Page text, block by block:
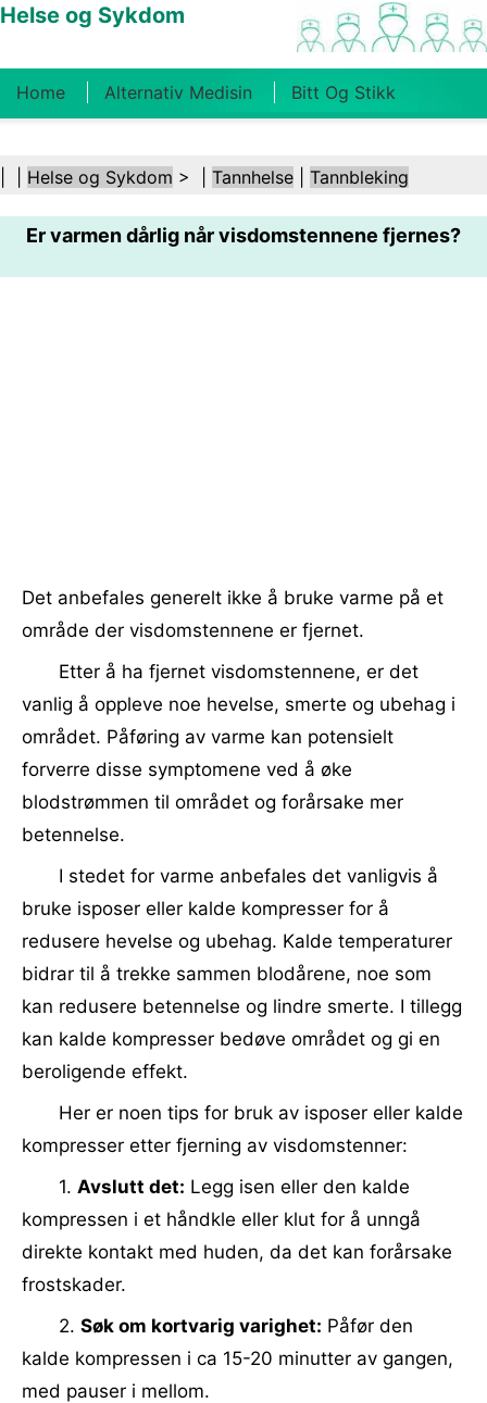
Helse og Sykdom
Home Alternativ Medisin Bitt Og Stikk
Kosthold Og Ernæring Familiehelse
Helsebransjen Psykisk Helse Folkehelse Og
Sikkerhet Kirurgi Og Prosedyrer Helse
Helse og Sykdom > | Tannhelse Tannbleking
Er varmen dårlig når visdomstennene fjernes?
Det anbefales generelt ikke å bruke varme på et
område der visdomstennene er fjernet.
Etter å ha fjernet visdomstennene, er det
vanlig å oppleve noe hevelse, smerte og ubehag i
området. Påføring av varme kan potensielt
forverre disse symptomene ved å øke
blodstrømmen til området og forårsake mer
betennelse.
I stedet for varme anbefales det vanligvis å
bruke isposer eller kalde kompresser for å
redusere hevelse og ubehag. Kalde temperaturer
bidrar til å trekke sammen blodårene, noe som
kan redusere betennelse og lindre smerte. I tillegg
kan kalde kompresser bedøve området og gi en
beroligende effekt.
Her er noen tips for bruk av isposer eller kalde
kompresser etter fjerning av visdomstenner:
1. Avslutt det: Legg isen eller den kalde
kompressen i et håndkle eller klut for å unngå
direkte kontakt med huden, da det kan forårsake
frostskader.
2. Søk om kortvarig varighet: Påfør den
kalde kompressen i ca 15-20 minutter av gangen,
med pauser i mellom.